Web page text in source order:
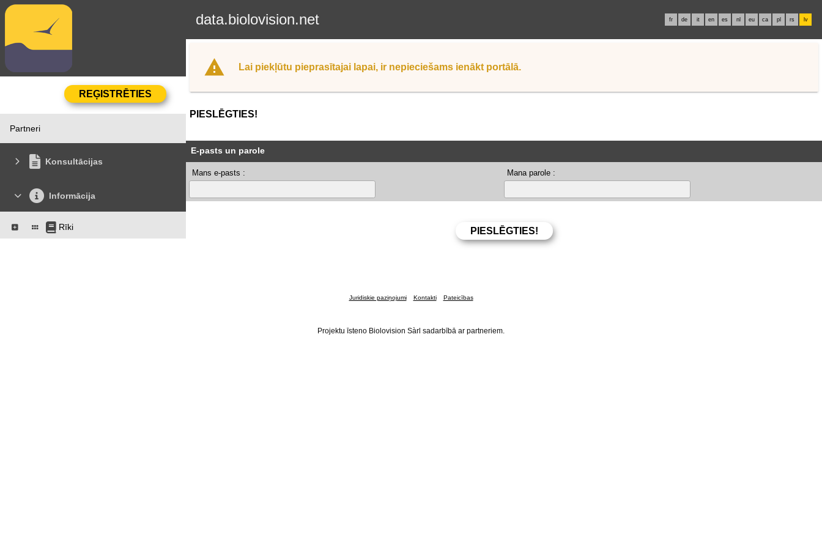
data.biolovision.net fr de it en es nl eu ca pl rs lv
Partneri
Konsultācijas
Informācija
Rīki
Lai piekļūtu pieprasītajai lapai, ir nepieciešams ienākt portālā.
PIESLĒGTIES!
E-pasts un parole
Mans e-pasts : Mana parole :
Juridiskie paziņojumi Kontakti Pateicības
Projektu īsteno Biolovision Sàrl sadarbībā ar partneriem.